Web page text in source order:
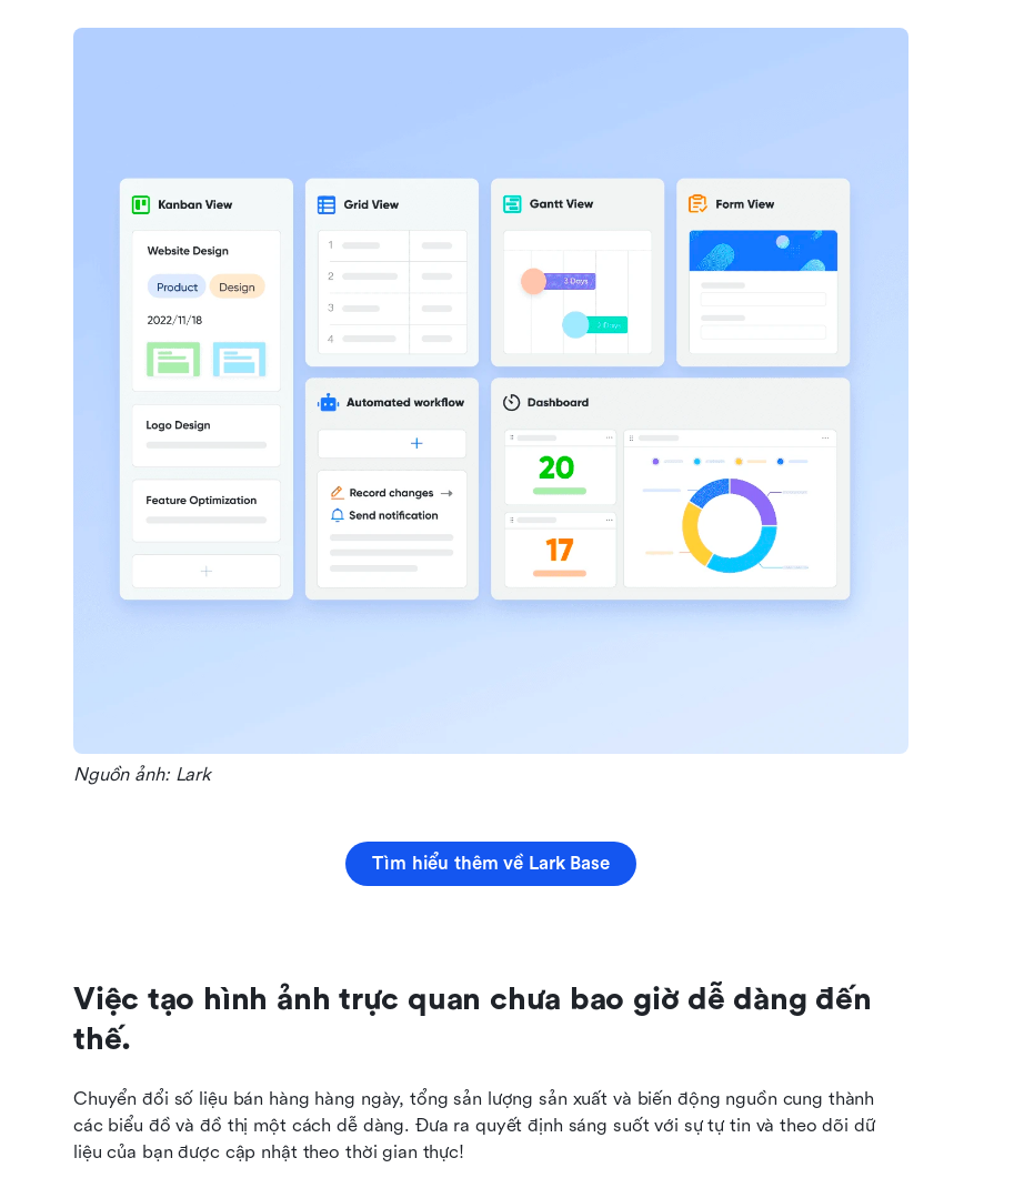
Nguồn ảnh: Lark
Tìm hiểu thêm về Lark Base
Việc tạo hình ảnh trực quan chưa bao giờ dễ dàng đến
thế.
Chuyển đổi số liệu bán hàng hàng ngày, tổng sản lượng sản xuất và biến động nguồn cung thành
các biểu đồ và đồ thị một cách dễ dàng. Đưa ra quyết định sáng suốt với sự tự tin và theo dõi dữ
liệu của bạn được cập nhật theo thời gian thực!